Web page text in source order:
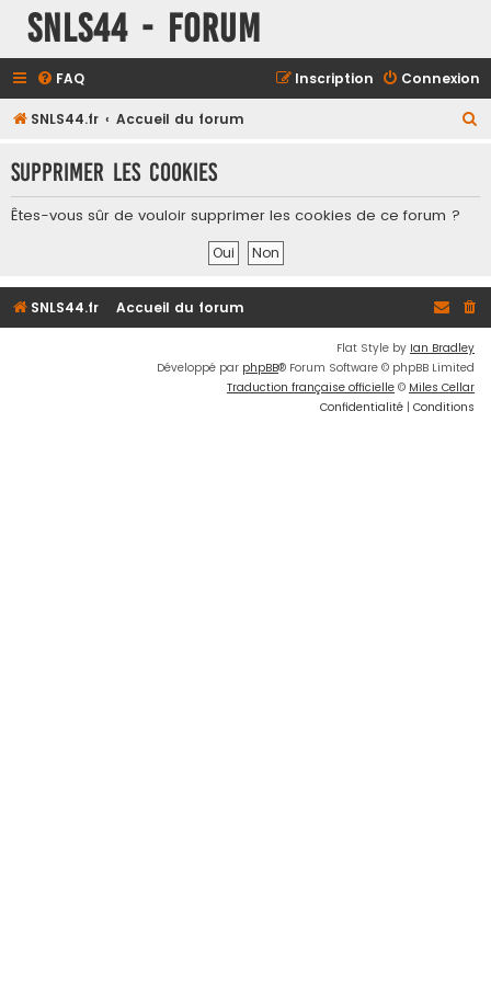
SNLS44 - Forum
FAQ Connexion
Inscription
SNLS44.fr Accueil du forum
h
c
Supprimer les cookies
Êtes-vous sûr de vouloir supprimer les cookies de ce forum ?
SNLS44.fr Accueil du forum
Flat Style by Ian Bradley
Développé par phpBB® Forum Software © phpBB Limited
Traduction française officielle © Miles Cellar
Confidentialité | Conditions